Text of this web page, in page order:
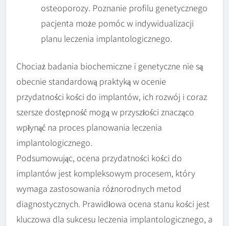
osteoporozy. Poznanie profilu genetycznego
pacjenta może pomóc w indywidualizacji
planu leczenia implantologicznego.
Chociaż badania biochemiczne i genetyczne nie są
obecnie standardową praktyką w ocenie
przydatności kości do implantów, ich rozwój i coraz
szersze dostępność mogą w przyszłości znacząco
wpłynąć na proces planowania leczenia
implantologicznego.
Podsumowując, ocena przydatności kości do
implantów jest kompleksowym procesem, który
wymaga zastosowania różnorodnych metod
diagnostycznych. Prawidłowa ocena stanu kości jest
kluczowa dla sukcesu leczenia implantologicznego, a